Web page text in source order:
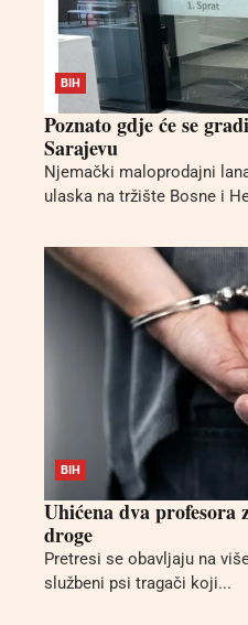
BIH
Poznato gdje će se
Sarajevu
Njemački maloprodajni
ulaska na tržište Bosne i
BIH
Uhićena dva profesora
droge
Pretresi se obavljaju na
službeni psi tragači koji...